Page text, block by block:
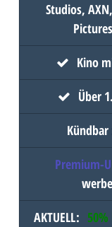
Studios,
Kino
Über
Kündbar
Premium-
AKTUELL: